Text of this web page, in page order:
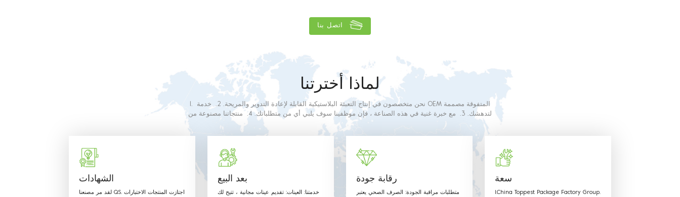
اتصل بنا
لماذا أخترتنا
1. نحن متخصصون في إنتاج التعبئة البلاستيكية القابلة لإعادة التدوير والمريحة. 2. خدمة OEM المتفوقة مصممة
لتدهشك. 3. مع خبرة غنية في هذه الصناعة ، فإن موظفينا سوف يلبي أي من متطلباتك. 4. منتجاتنا مصنوعة من
البلاستيك الغذائي الصف. المواد المستخدمة وطرق الإنتاج مع متطلبات الاتصال الغذائي على النحو المبين في اللوائح
الشهادات
لقد مر مصنعنا QS. اجتازت المنتجات الاختبارات
بعد البيع
خدمتنا: العينات: تقديم عينات مجانية ، تتيح لك
رقابة جودة
متطلبات مراقبة الجودة: الصرف الصحي يعتبر
سعة
1.China Toppest Package Factory Group.